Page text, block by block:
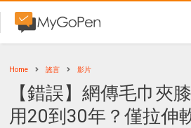
Home 謠言 影片
【錯誤】網傳毛巾夾
用20到30年？僅拉伸